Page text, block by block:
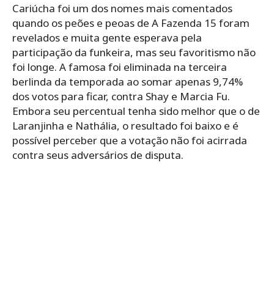
Cariúcha foi um dos nomes mais comentados
quando os peões e peoas de A Fazenda 15 foram
revelados e muita gente esperava pela
participação da funkeira, mas seu favoritismo não
foi longe. A famosa foi eliminada na terceira
berlinda da temporada ao somar apenas 9,74%
dos votos para ficar, contra Shay e Marcia Fu.
Embora seu percentual tenha sido melhor que o de
Laranjinha e Nathália, o resultado foi baixo e é
possível perceber que a votação não foi acirrada
contra seus adversários de disputa.